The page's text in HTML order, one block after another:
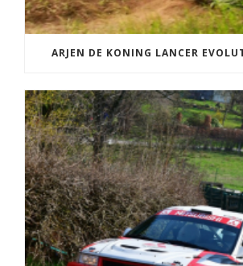
ARJEN DE KONING LANCER